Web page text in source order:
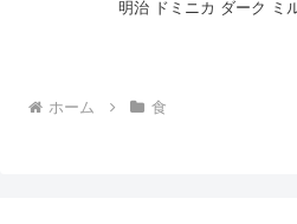
明治 ドミニカ ダーク ミ
ホーム 食